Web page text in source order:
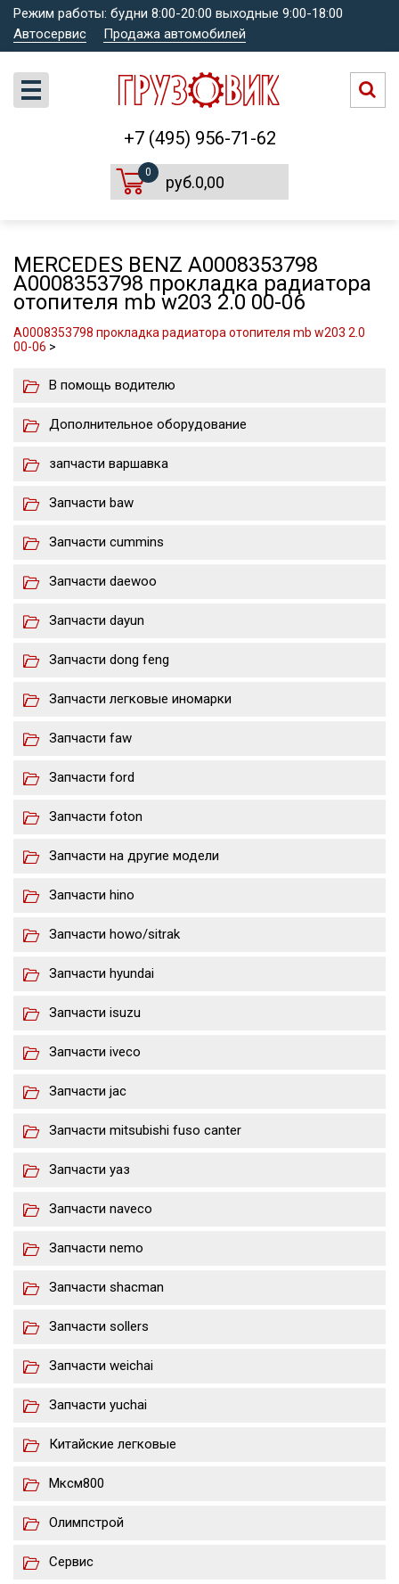
Режим работы: будни 8:00-20:00 выходные 9:00-18:00
Автосервис
Продажа автомобилей
+7 (495) 956-71-62
0
руб.0,00
MERCEDES BENZ A0008353798
A0008353798 прокладка радиатора
отопителя mb w203 2.0 00-06
A0008353798 прокладка радиатора отопителя mb w203 2.0
00-06 >
В помощь водителю
Дополнительное оборудование
запчасти варшавка
Запчасти baw
Запчасти cummins
Запчасти daewoo
Запчасти dayun
Запчасти dong feng
Запчасти легковые иномарки
Запчасти faw
Запчасти ford
Запчасти foton
Запчасти на другие модели
Запчасти hino
Запчасти howo/sitrak
Запчасти hyundai
Запчасти isuzu
Запчасти iveco
Запчасти jac
Запчасти mitsubishi fuso canter
Запчасти уаз
Запчасти naveco
Запчасти nemo
Запчасти shacman
Запчасти sollers
Запчасти weichai
Запчасти yuchai
Китайские легковые
Мксм800
Олимпстрой
Сервис